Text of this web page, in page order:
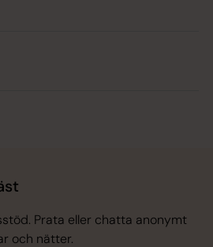
Prata eller chatta anonymt
och nätter.